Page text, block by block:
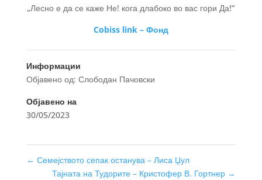
„Лесно е да се каже Не! кога длабоко во вас гори Да!“
Cobiss link – Фонд
Информации
Објавено од: Слободан Пачовски
Објавено на
30/05/2023
← Семејството сепак останува – Лиса Џул
Тајната на Тудорите – Кристофер В. Гортнер →